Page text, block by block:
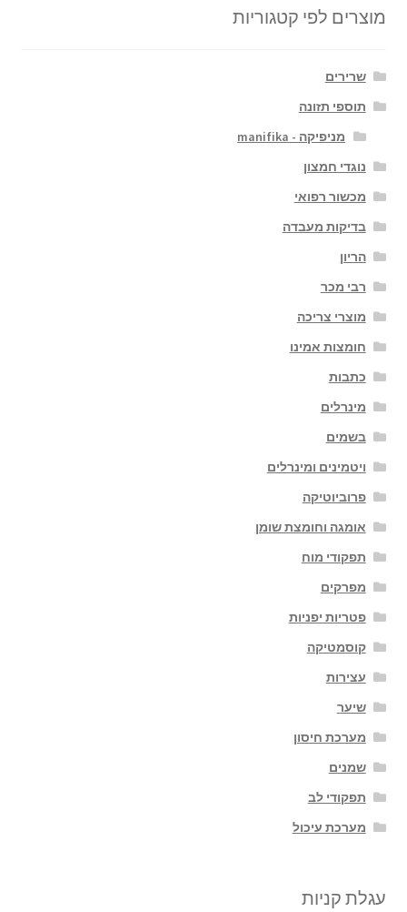
מוצרים לפי קטגוריות
שרירים
תוספי תזונה
מניפיקה - manifika
נוגדי חמצון
מכשור רפואי
בדיקות מעבדה
הריון
רבי מכר
מוצרי צריכה
חומצות אמינו
כתבות
מינרלים
בשמים
ויטמינים ומינרלים
פרוביוטיקה
אומגה וחומצת שומן
תפקודי מוח
מפרקים
פטריות יפניות
קוסמטיקה
עצירות
שיער
מערכת חיסון
שמנים
תפקודי לב
מערכת עיכול
עגלת קניות